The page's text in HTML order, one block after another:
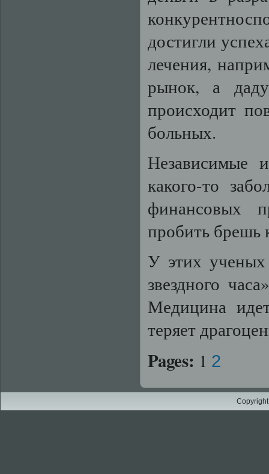
достигли
лечения,
рынок, а
происходит
больных.
Независимые
какого-то
финансовых
пробить брешь
У этих ученых
звездного
Медицина
теряет
Pages: 1 2